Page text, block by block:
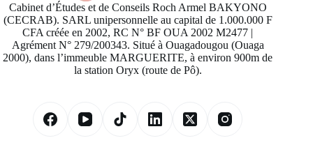
Cabinet d’Études et de Conseils Roch Armel BAKYONO
(CECRAB). SARL unipersonnelle au capital de 1.000.000 F
CFA créée en 2002, RC N° BF OUA 2002 M2477 |
Agrément N° 279/200343. Situé à Ouagadougou (Ouaga
2000), dans l’immeuble MARGUERITE, à environ 900m de
la station Oryx (route de Pô).